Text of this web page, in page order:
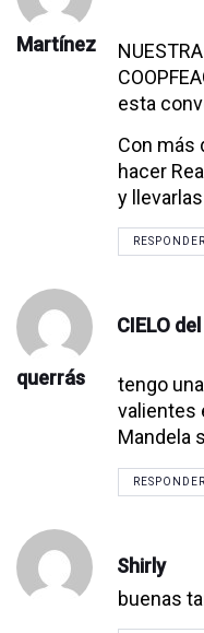
Martínez
esta
Con más
hacer
y
RESPONDER
CIELO
querrás
tengo
valientes
Mandela
RESPONDER
Shirly
buenas